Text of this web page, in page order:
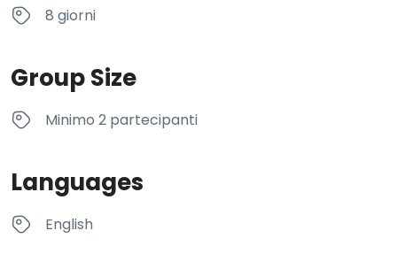
8 giorni
Group Size
Minimo 2 partecipanti
Languages
English